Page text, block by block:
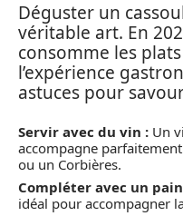
Déguster un
véritable art. En
consomme les
l’expérience
astuces pour
Servir avec du vin : Un
accompagne
ou un Corbières.
Compléter avec un
idéal pour accompagner